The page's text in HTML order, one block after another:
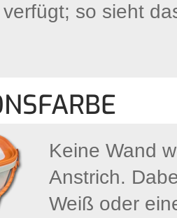
so sieht
Keine Wand
Anstrich.
Weiß oder